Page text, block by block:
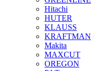
Hitachi
HUTER
KLAUSS
KRAFTMAN
Makita
MAXCUT
OREGON